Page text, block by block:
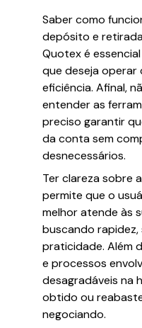
Saber como
depósito e
Quotex é
que deseja operar
eficiência. Afinal,
entender as
preciso garantir
da conta sem
desnecessários.
Ter clareza sobre
permite que o
melhor atende às
buscando rapidez,
praticidade. Além
e processos
desagradáveis na
obtido ou
negociando.